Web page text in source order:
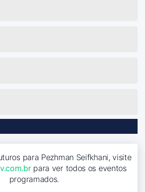
para Pezhman Seifkhani, visite
para ver todos os eventos
programados.